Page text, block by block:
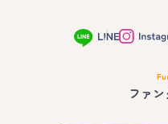
ファ